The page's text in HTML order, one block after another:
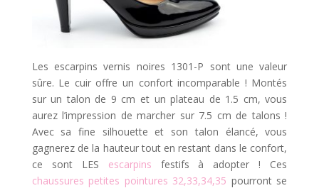
Les escarpins vernis noires 1301-P sont une valeur
sûre. Le cuir offre un confort incomparable ! Montés
sur un talon de 9 cm et un plateau de 1.5 cm, vous
aurez l’impression de marcher sur 7.5 cm de talons !
Avec sa fine silhouette et son talon élancé, vous
gagnerez de la hauteur tout en restant dans le confort,
ce sont LES escarpins festifs à adopter ! Ces
chaussures petites pointures 32,33,34,35 pourront se